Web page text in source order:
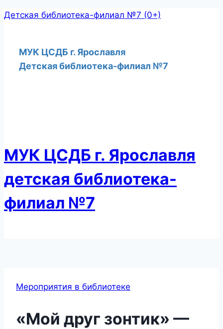
Перейти
Детская библиотека-филиал №7 (0+)
МУК ЦСДБ г. Ярославля
Детская библиотека-филиал №7
МУК ЦСДБ г. Ярославля
детская библиотека-
филиал №7
Мероприятия в библиотеке
«Мой друг зонтик» —